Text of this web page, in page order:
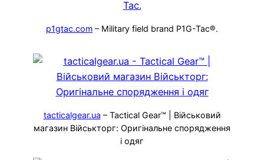
p1gtac.com – Military field brand P1G-Tac®.
tacticalgear.ua – Tactical Gear™ | Військовий
магазин Військторг: Оригінальне спорядження
і одяг